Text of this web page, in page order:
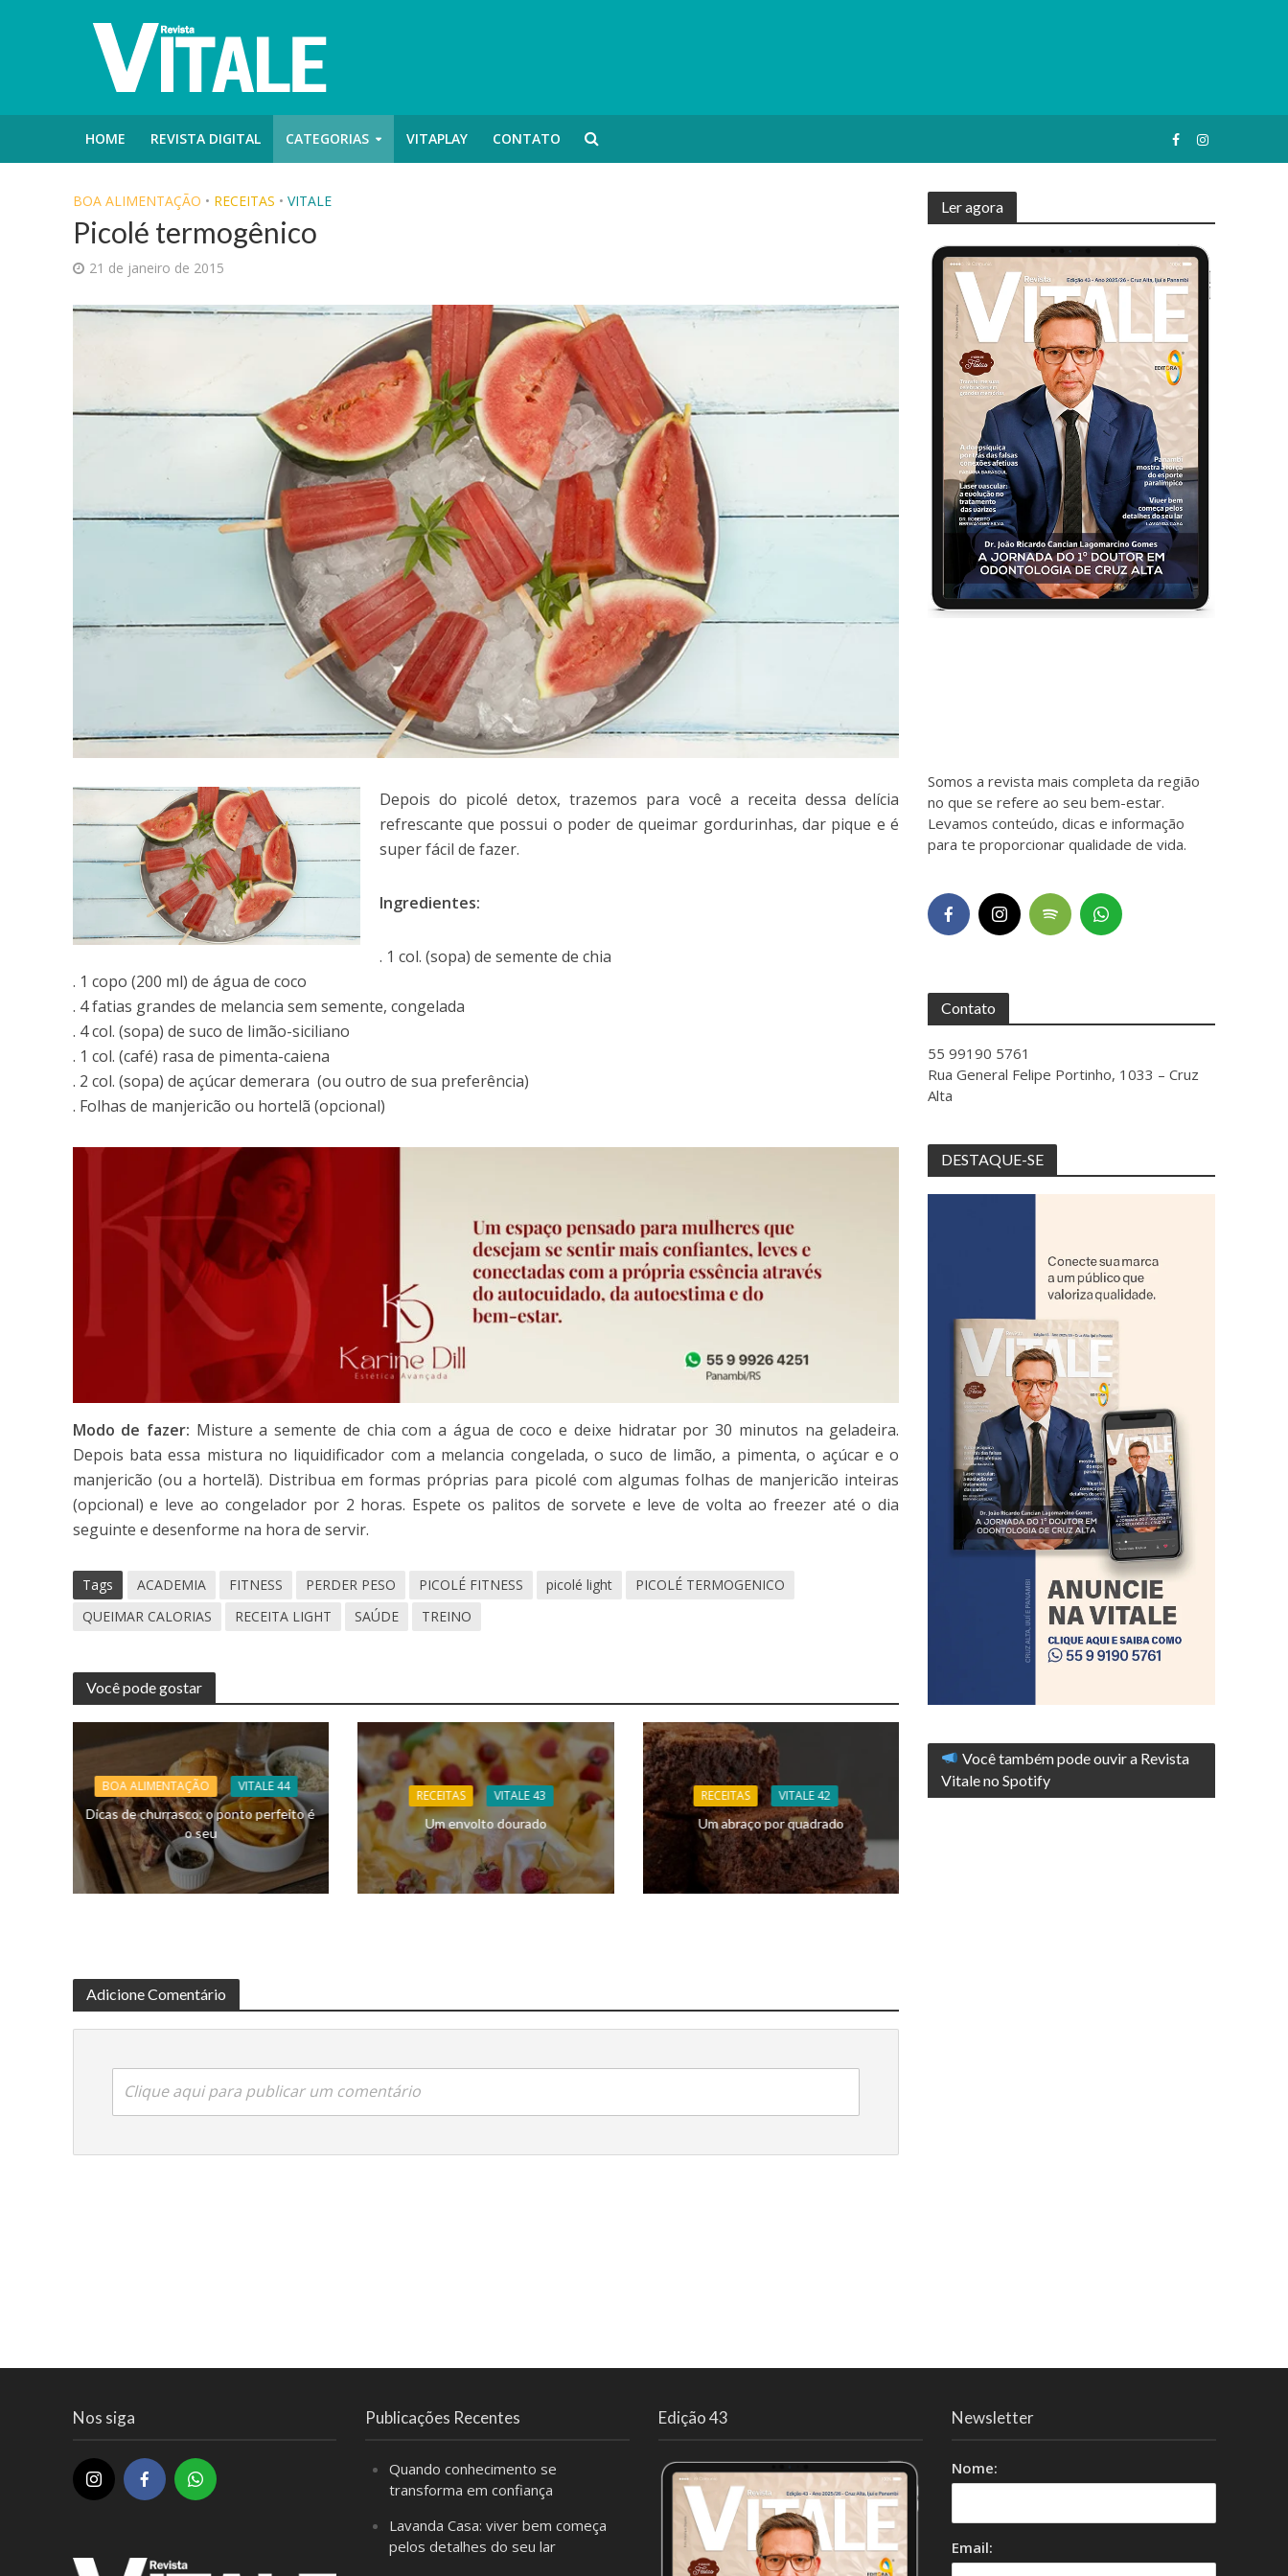
HOME REVISTA DIGITAL CATEGORIAS VITAPLAY CONTATO
BOA ALIMENTAÇÃO • RECEITAS • VITALE
Picolé termogênico
21 de janeiro de 2015
Depois do picolé detox, trazemos para você a receita dessa delícia
refrescante que possui o poder de queimar gordurinhas, dar pique e é
super fácil de fazer.
Ingredientes:
. 1 col. (sopa) de semente de chia
. 1 copo (200 ml) de água de coco
. 4 fatias grandes de melancia sem semente, congelada
. 4 col. (sopa) de suco de limão-siciliano
. 1 col. (café) rasa de pimenta-caiena
. 2 col. (sopa) de açúcar demerara (ou outro de sua preferência)
. Folhas de manjericão ou hortelã (opcional)
Modo de fazer: Misture a semente de chia com a água de coco e deixe hidratar por 30 minutos na geladeira.
Depois bata essa mistura no liquidificador com a melancia congelada, o suco de limão, a pimenta, o açúcar e o
manjericão (ou a hortelã). Distribua em formas próprias para picolé com algumas folhas de manjericão inteiras
(opcional) e leve ao congelador por 2 horas. Espete os palitos de sorvete e leve de volta ao freezer até o dia
seguinte e desenforme na hora de servir.
Tags ACADEMIA FITNESS PERDER PESO PICOLÉ FITNESS picolé light
PICOLÉ TERMOGENICO
QUEIMAR CALORIAS
RECEITA LIGHT SAÚDE TREINO
Você pode gostar
BOA ALIMENTAÇÃO
VITALE 44
Dicas de churrasco: o ponto perfeito é
o seu
RECEITAS
VITALE 43
Um envolto dourado
RECEITAS
VITALE 42
Um abraço por quadrado
Adicione Comentário
Clique aqui para publicar um comentário
Ler agora
Somos a revista mais completa da região
no que se refere ao seu bem-estar.
Levamos conteúdo, dicas e informação
para te proporcionar qualidade de vida.
Contato
55 99190 5761
Rua General Felipe Portinho, 1033 – Cruz
Alta
DESTAQUE-SE
Você também pode ouvir a Revista
Vitale no Spotify
Nos siga Publicações Recentes
Quando conhecimento se
transforma em confiança
Lavanda Casa: viver bem começa
pelos detalhes do seu lar
Edição 43 Newsletter
Nome:
Email: